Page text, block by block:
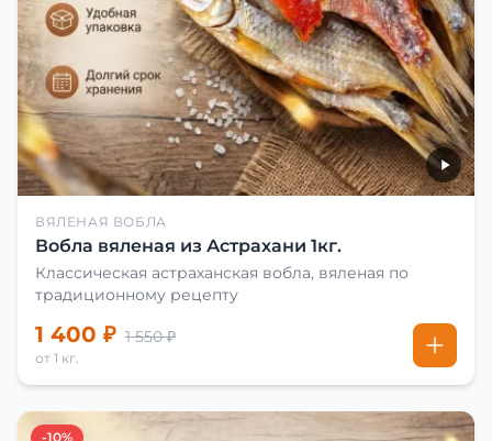
ВЯЛЕНАЯ ВОБЛА
Вобла вяленая из Астрахани 1кг.
Классическая астраханская вобла, вяленая по
традиционному рецепту
1 400 ₽ 1 550 ₽
от 1 кг.
-10%